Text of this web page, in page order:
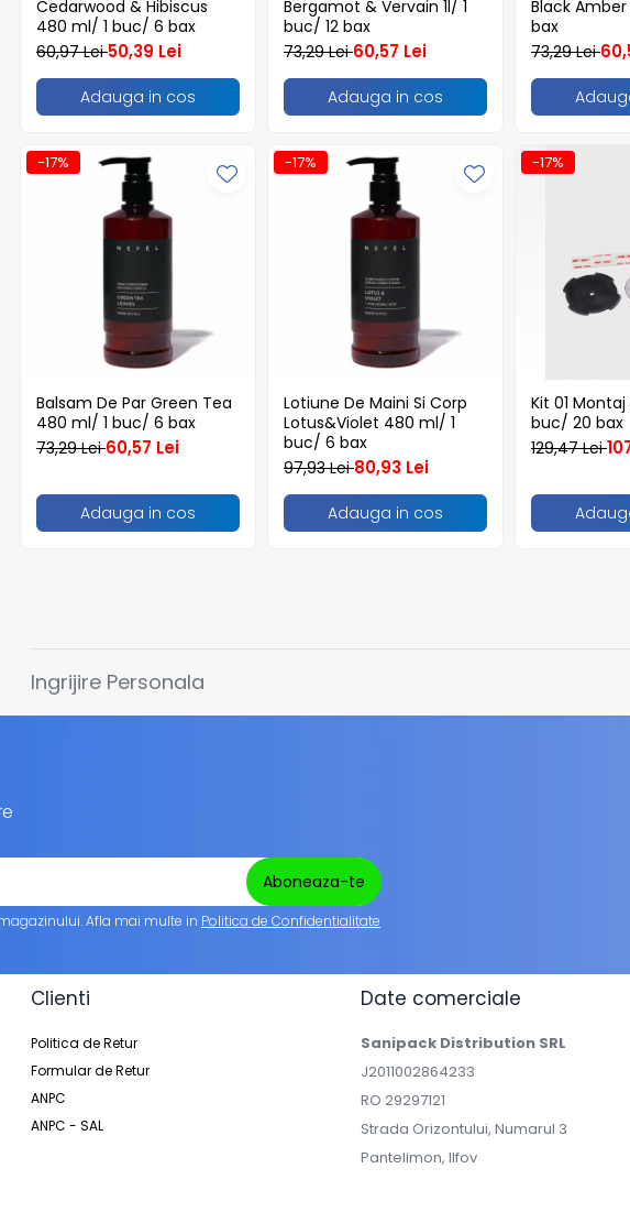
Cedarwood & Hibiscus
480 ml/ 1 buc/ 6 bax
60,97 Lei50,39 Lei
Adauga in cos
Bergamot & Vervain 1l/ 1
buc/ 12 bax
73,29 Lei60,57 Lei
Adauga in cos
Black Amber
bax
73,29 Lei
-17%
Balsam De Par Green Tea
480 ml/ 1 buc/ 6 bax
73,29 Lei60,57 Lei
Adauga in cos
-17%
Lotiune De Maini Si Corp
Lotus&Violet 480 ml/ 1
buc/ 6 bax
97,93 Lei80,93 Lei
Adauga in cos
-17%
Kit 01
buc/ 20 bax
129,47 Lei
Ingrijire Personala
Afla mai multe in Politica de Confidentialitate
Clienti
Politica de Retur
Formular de Retur
ANPC
ANPC - SAL
Date comerciale
Sanipack Distribution SRL
J2011002864233
RO 29297121
Strada Orizontului, Numarul 3
Pantelimon, Ilfov